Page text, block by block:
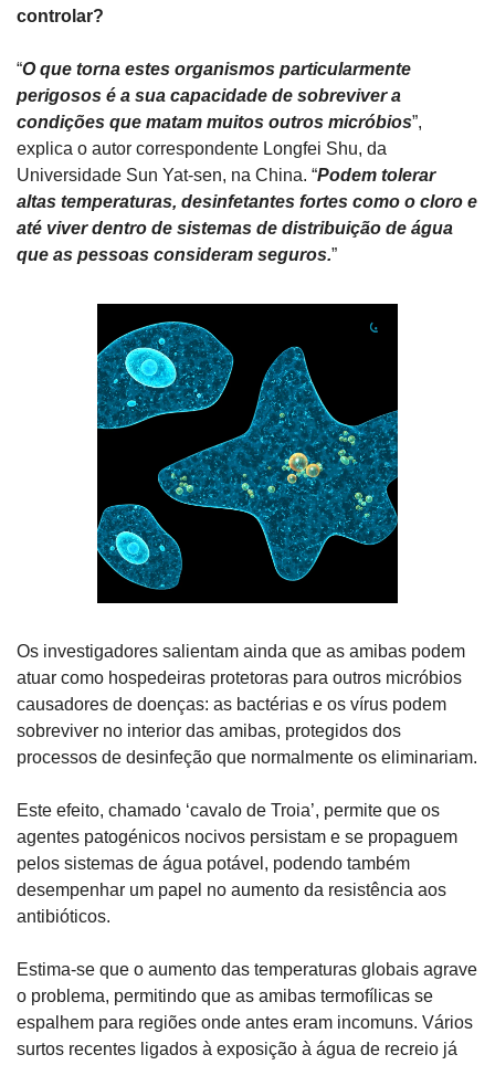
controlar?
“O que torna estes organismos particularmente
perigosos é a sua capacidade de sobreviver a
condições que matam muitos outros micróbios”,
explica o autor correspondente Longfei Shu, da
Universidade Sun Yat-sen, na China. “Podem tolerar
altas temperaturas, desinfetantes fortes como o cloro e
até viver dentro de sistemas de distribuição de água
que as pessoas consideram seguros.”
Os investigadores salientam ainda que as amibas podem
atuar como hospedeiras protetoras para outros micróbios
causadores de doenças: as bactérias e os vírus podem
sobreviver no interior das amibas, protegidos dos
Este efeito, chamado ‘cavalo de Troia’, permite que os
agentes patogénicos nocivos persistam e se propaguem
pelos sistemas de água potável, podendo também
desempenhar um papel no aumento da resistência aos
antibióticos.
Estima-se que o aumento das temperaturas globais agrave
o problema, permitindo que as amibas termofílicas se
espalhem para regiões onde antes eram incomuns. Vários
surtos recentes ligados à exposição à água de recreio já